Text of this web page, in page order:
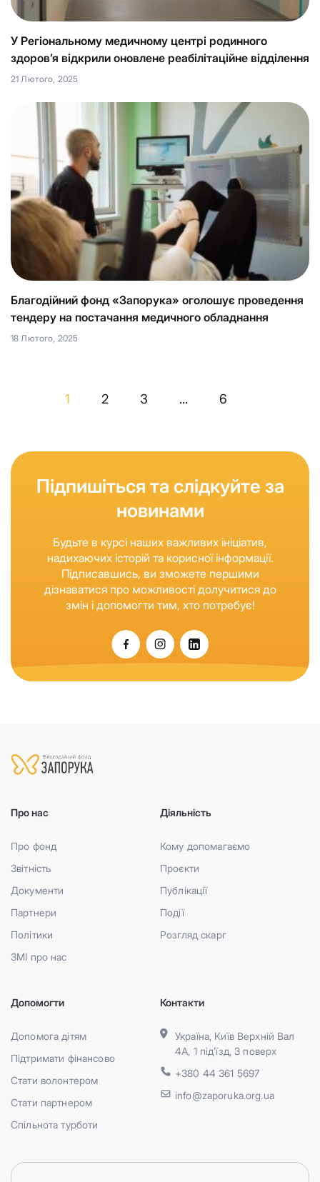
У Регіональному медичному центрі родинного
здоров’я відкрили оновлене реабілітаційне відділення
21 Лютого, 2025
Благодійний фонд «Запорука» оголошує проведення
тендеру на постачання медичного обладнання
18 Лютого, 2025
1 2 3 ... 6
Підпишіться та слідкуйте за
новинами
Будьте в курсі наших важливих ініціатив,
надихаючих історій та корисної інформації.
Підписавшись, ви зможете першими
дізнаватися про можливості долучитися до
змін і допомогти тим, хто потребує!
Про нас
Про фонд
Звітність
Документи
Партнери
Політики
ЗМІ про нас
Діяльність
Кому допомагаємо
Проєкти
Публікації
Події
Розгляд скарг
Допомогти
Допомога дітям
Підтримати фінансово
Стати волонтером
Стати партнером
Спільнота турботи
Контакти
Україна, Київ Верхній Вал
4А, 1 під’їзд, 3 поверх
+380 44 361 5697
info@zaporuka.org.ua